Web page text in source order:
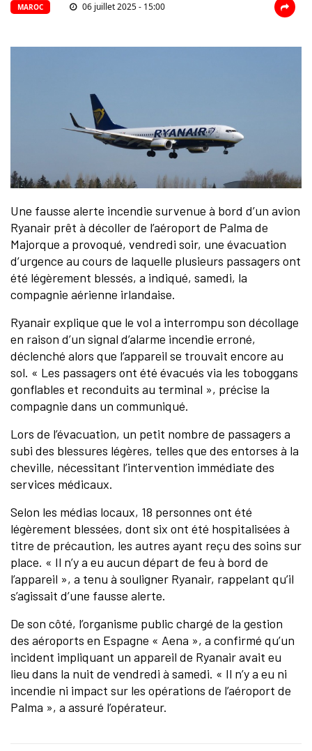
MAROC 06 juillet 2025 - 15:00
Une fausse alerte incendie survenue à bord d’un avion
Ryanair prêt à décoller de l’aéroport de Palma de
Majorque a provoqué, vendredi soir, une évacuation
d’urgence au cours de laquelle plusieurs passagers ont
été légèrement blessés, a indiqué, samedi, la
compagnie aérienne irlandaise.
Ryanair explique que le vol a interrompu son décollage
en raison d’un signal d’alarme incendie erroné,
déclenché alors que l’appareil se trouvait encore au
sol. « Les passagers ont été évacués via les toboggans
gonflables et reconduits au terminal », précise la
compagnie dans un communiqué.
Lors de l’évacuation, un petit nombre de passagers a
subi des blessures légères, telles que des entorses à la
cheville, nécessitant l’intervention immédiate des
services médicaux.
Selon les médias locaux, 18 personnes ont été
légèrement blessées, dont six ont été hospitalisées à
titre de précaution, les autres ayant reçu des soins sur
place. « Il n’y a eu aucun départ de feu à bord de
l’appareil », a tenu à souligner Ryanair, rappelant qu’il
s’agissait d’une fausse alerte.
De son côté, l’organisme public chargé de la gestion
des aéroports en Espagne « Aena », a confirmé qu’un
incident impliquant un appareil de Ryanair avait eu
lieu dans la nuit de vendredi à samedi. « Il n’y a eu ni
incendie ni impact sur les opérations de l’aéroport de
Palma », a assuré l’opérateur.